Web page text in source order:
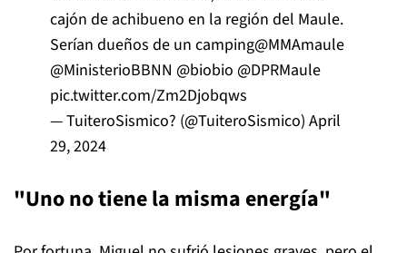
cajón de achibueno en la región del Maule.
Serían dueños de un camping@MMAmaule
@MinisterioBBNN @biobio @DPRMaule
pic.twitter.com/Zm2Djobqws
— TuiteroSismico? (@TuiteroSismico) April
29, 2024
"Uno no tiene la misma energía"